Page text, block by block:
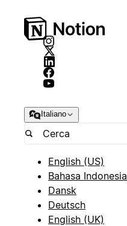
Italiano
English (US)
Bahasa Indonesia
Dansk
Deutsch
English (UK)